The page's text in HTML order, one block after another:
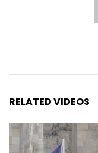
RELATED VIDEOS